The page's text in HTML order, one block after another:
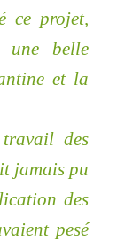
ce projet,
une belle
et la
travail des
jamais pu
des
pesé